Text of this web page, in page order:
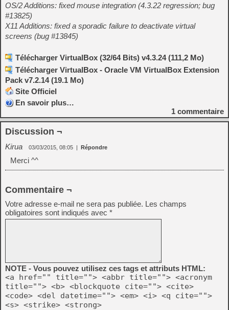
OS/2 Additions: fixed mouse integration (4.3.22 regression; bug
#13825)
X11 Additions: fixed a sporadic failure to deactivate virtual
screens (bug #13845)
Télécharger VirtualBox (32/64 Bits) v4.3.24 (111,2 Mo)
Télécharger VirtualBox - Oracle VM VirtualBox Extension
Pack v7.2.14 (19.1 Mo)
Site Officiel
En savoir plus…
1 commentaire
Discussion ¬
Kirua 03/03/2015, 08:05 | Répondre
Merci ^^
Commentaire ¬
Votre adresse e-mail ne sera pas publiée. Les champs
obligatoires sont indiqués avec *
NOTE - Vous pouvez utilisez ces tags et attributs HTML:
<a href="" title=""> <abbr title=""> <acronym
title=""> <b> <blockquote cite=""> <cite>
<code> <del datetime=""> <em> <i> <q cite="">
<s> <strike> <strong>